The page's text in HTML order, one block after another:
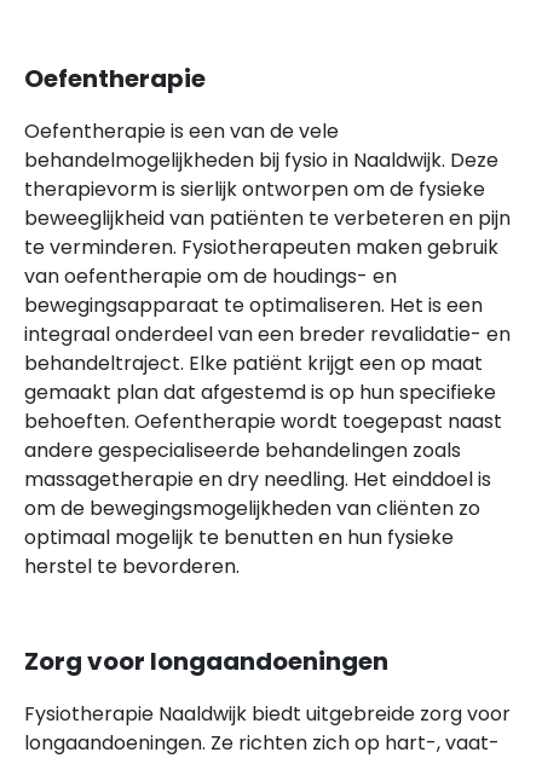
Oefentherapie
Oefentherapie is een van de vele
behandelmogelijkheden bij fysio in Naaldwijk. Deze
therapievorm is sierlijk ontworpen om de fysieke
beweeglijkheid van patiënten te verbeteren en pijn
te verminderen. Fysiotherapeuten maken gebruik
van oefentherapie om de houdings- en
bewegingsapparaat te optimaliseren. Het is een
integraal onderdeel van een breder revalidatie- en
behandeltraject. Elke patiënt krijgt een op maat
gemaakt plan dat afgestemd is op hun specifieke
behoeften. Oefentherapie wordt toegepast naast
andere gespecialiseerde behandelingen zoals
massagetherapie en dry needling. Het einddoel is
om de bewegingsmogelijkheden van cliënten zo
optimaal mogelijk te benutten en hun fysieke
herstel te bevorderen.
Zorg voor longaandoeningen
Fysiotherapie Naaldwijk biedt uitgebreide zorg voor
longaandoeningen. Ze richten zich op hart-, vaat-